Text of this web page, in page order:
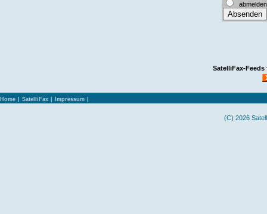
abmelden
SatelliFax-Feeds
Home SatelliFax Impressum
(C) 2026